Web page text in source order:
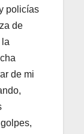
policías
de
la
de mi